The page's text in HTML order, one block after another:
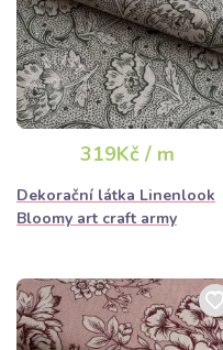
319Kč / m
Dekorační látka Linenlook
Bloomy art craft army